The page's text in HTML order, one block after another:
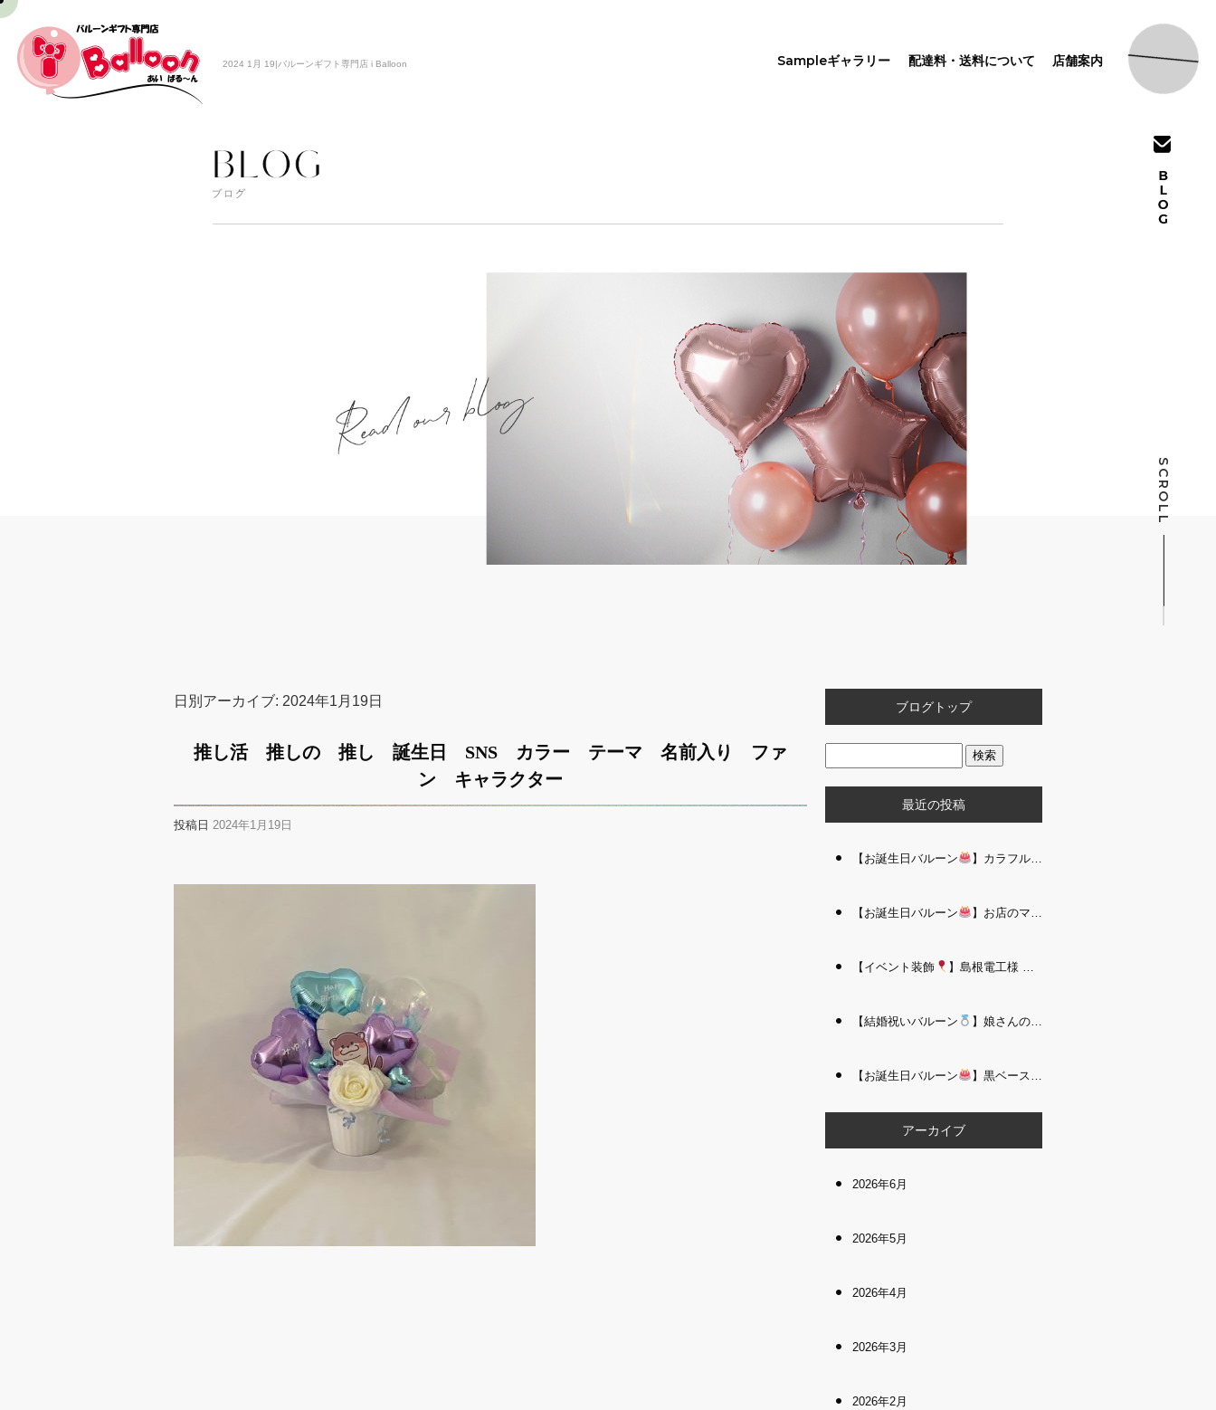
2024 1月 19|バルーンギフト専門店 i Balloon Sampleギャラリー 配達料・送料について 店舗案内
SCROLL
日別アーカイブ: 2024年1月19日
推し活 推しの 推し 誕生日 SNS カラー テーマ 名前入り ファ
ン キャラクター
投稿日 2024年1月19日
ブログトップ
最近の投稿
【お誕生日バルーン 】カラフルで存在感たっぷりのバルーンタワー｜松江 i Balloo n
【お誕生日バルーン 】お店のママさんへの華やかなお祝いに｜シャンパン付き豪 華バルーンアレンジメント｜松江 i Balloon
【イベント装飾 】島根電工様 お客様感謝祭｜入口アーチ＆キッズコーナー装飾 を担当しました｜松江 i Balloon
【結婚祝いバルーン 】娘さんのご結婚祝いに｜ウェディングベアとフラワーイン バルーンが華やかなバルーンアレンジメント｜松江 i Balloon
【お誕生日バルーン 】黒ベース×ヒョウ柄がおしゃれ
アーカイブ
2026年6月
2026年5月
2026年4月
2026年3月
2026年2月